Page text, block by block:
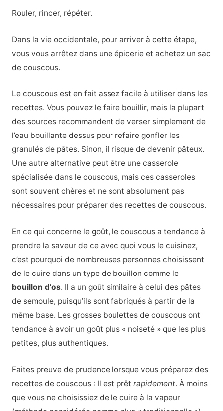
Rouler, rincer, répéter.
Dans la vie occidentale, pour arriver à cette étape,
vous vous arrêtez dans une épicerie et achetez un sac
de couscous.
Le couscous est en fait assez facile à utiliser dans les
recettes. Vous pouvez le faire bouillir, mais la plupart
des sources recommandent de verser simplement de
l’eau bouillante dessus pour refaire gonfler les
granulés de pâtes. Sinon, il risque de devenir pâteux.
Une autre alternative peut être une casserole
spécialisée dans le couscous, mais ces casseroles
sont souvent chères et ne sont absolument pas
nécessaires pour préparer des recettes de couscous.
En ce qui concerne le goût, le couscous a tendance à
prendre la saveur de ce avec quoi vous le cuisinez,
c’est pourquoi de nombreuses personnes choisissent
de le cuire dans un type de bouillon comme le
bouillon d’os. Il a un goût similaire à celui des pâtes
de semoule, puisqu’ils sont fabriqués à partir de la
même base. Les grosses boulettes de couscous ont
tendance à avoir un goût plus « noiseté » que les plus
petites, plus authentiques.
Faites preuve de prudence lorsque vous préparez des
recettes de couscous : Il est prêt rapidement. À moins
que vous ne choisissiez de le cuire à la vapeur